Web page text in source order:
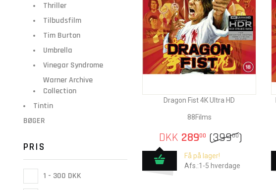
Thriller
Tilbudsfilm
Tim Burton
Umbrella
Vinegar Syndrome
Warner Archive
Collection
Tintin
BØGER
PRIS
1 - 300 DKK
Dragon Fist 4K Ultra HD
88Films
DKK 28900 (39900)
Få på lager!
Afs.:1-5 hverdage